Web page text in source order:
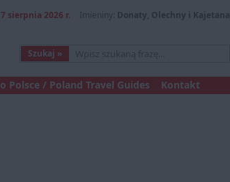
sierpnia 2026 r. Imieniny: Donaty, Olechny i Kajetana
Polsce / Poland Travel Guides Kontakt